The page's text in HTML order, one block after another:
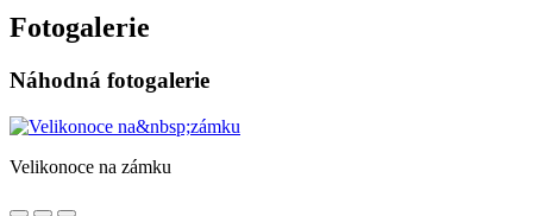
Fotogalerie
Náhodná fotogalerie
Velikonoce na zámku